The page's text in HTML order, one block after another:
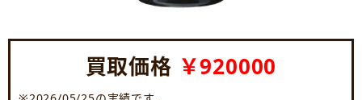
買取価格 ￥920000